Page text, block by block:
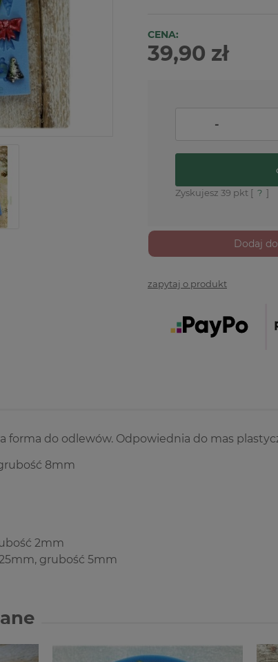
CENA:
39,90 zł
-
Zyskujesz 39 pkt [ ? ]
Dodaj
zapytaj o produkt
forma do odlewów. Odpowiednia do mas
8mm
2mm
grubość 5mm